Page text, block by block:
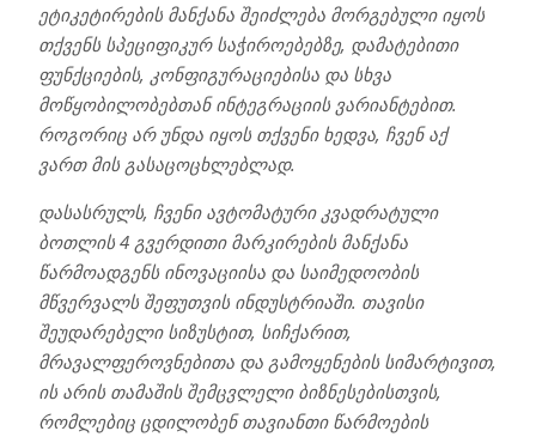
ეტიკეტირების მანქანა შეიძლება მორგებული იყოს
თქვენს სპეციფიკურ საჭიროებებზე, დამატებითი
ფუნქციების, კონფიგურაციებისა და სხვა
მოწყობილობებთან ინტეგრაციის ვარიანტებით.
როგორიც არ უნდა იყოს თქვენი ხედვა, ჩვენ აქ
ვართ მის გასაცოცხლებლად.
დასასრულს, ჩვენი ავტომატური კვადრატული
ბოთლის 4 გვერდითი მარკირების მანქანა
წარმოადგენს ინოვაციისა და საიმედოობის
მწვერვალს შეფუთვის ინდუსტრიაში. თავისი
შეუდარებელი სიზუსტით, სიჩქარით,
მრავალფეროვნებითა და გამოყენების სიმარტივით,
ის არის თამაშის შემცვლელი ბიზნესებისთვის,
რომლებიც ცდილობენ თავიანთი წარმოების